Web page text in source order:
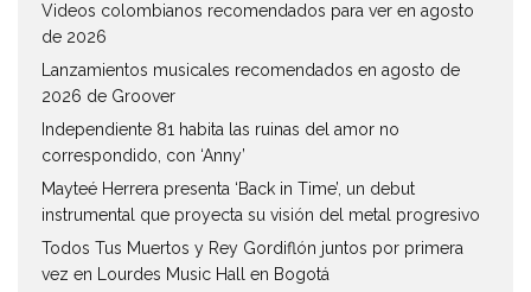
Videos colombianos recomendados para ver en agosto
de 2026
Lanzamientos musicales recomendados en agosto de
2026 de Groover
Independiente 81 habita las ruinas del amor no
correspondido, con ‘Anny’
Mayteé Herrera presenta ‘Back in Time’, un debut
instrumental que proyecta su visión del metal progresivo
Todos Tus Muertos y Rey Gordiflón juntos por primera
vez en Lourdes Music Hall en Bogotá